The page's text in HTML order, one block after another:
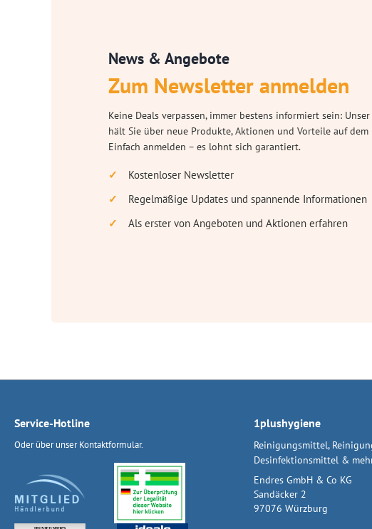
News & Angebote
Zum Newsletter anmelden
Keine Deals verpassen, immer bestens informiert sein:
hält Sie über neue Produkte, Aktionen und Vorteile auf dem
Einfach anmelden – es lohnt sich garantiert.
Kostenloser Newsletter
Regelmäßige Updates und spannende Informationen
Als erster von Angeboten und Aktionen erfahren
Service-Hotline
Oder über unserKontaktformular.
1plushygiene
Reinigungsmittel,
Desinfektionsmittel &
Endres GmbH & Co KG
Sandäcker 2
97076 Würzburg